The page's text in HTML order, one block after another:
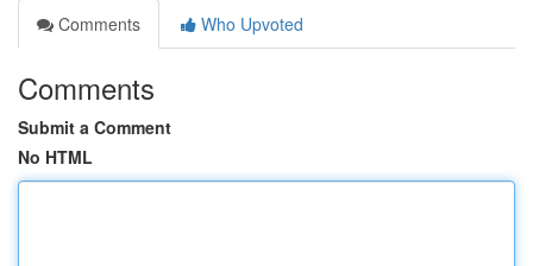
Comments
Who Upvoted
Comments
Submit a Comment
No HTML